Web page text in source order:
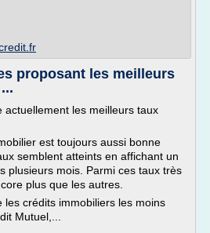
proposant les meilleurs
actuellement les meilleurs taux
est toujours aussi bonne
semblent atteints en affichant un
plusieurs mois. Parmi ces taux très
plus que les autres.
les crédits immobiliers les moins
Mutuel,...